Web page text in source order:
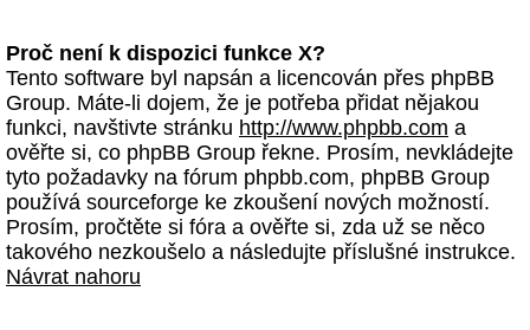
Proč není k dispozici funkce X?
Tento software byl napsán a licencován přes phpBB
Group. Máte-li dojem, že je potřeba přidat nějakou
funkci, navštivte stránku http://www.phpbb.com a
ověřte si, co phpBB Group řekne. Prosím, nevkládejte
tyto požadavky na fórum phpbb.com, phpBB Group
používá sourceforge ke zkoušení nových možností.
Prosím, pročtěte si fóra a ověřte si, zda už se něco
takového nezkoušelo a následujte příslušné instrukce.
Návrat nahoru